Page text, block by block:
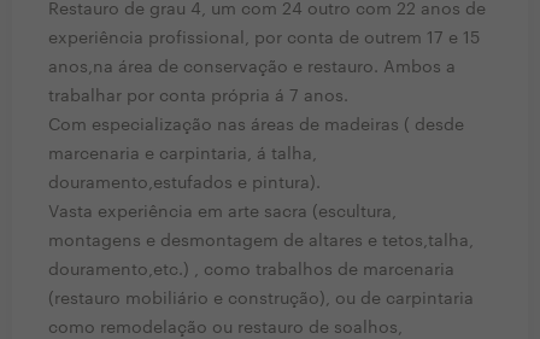
Restauro de grau 4, um com 24 outro com 22 anos de
experiência profissional, por conta de outrem 17 e 15
anos,na área de conservação e restauro. Ambos a
trabalhar por conta própria á 7 anos.
Com especialização nas áreas de madeiras ( desde
marcenaria e carpintaria, á talha,
douramento,estufados e pintura).
Vasta experiência em arte sacra (escultura,
montagens e desmontagem de altares e tetos,talha,
douramento,etc.) , como trabalhos de marcenaria
(restauro mobiliário e construção), ou de carpintaria
como remodelação ou restauro de soalhos,